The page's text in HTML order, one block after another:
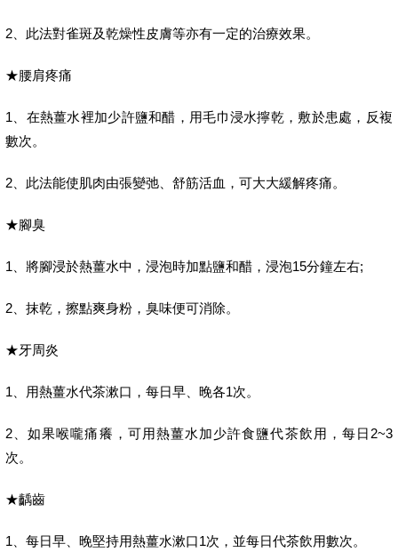
2、此法對雀斑及乾燥性皮膚等亦有一定的治療效果。
★腰肩疼痛
1、在熱薑水裡加少許鹽和醋，用毛巾浸水擰乾，敷於患處，反複
數次。
2、此法能使肌肉由張變弛、舒筋活血，可大大緩解疼痛。
★腳臭
1、將腳浸於熱薑水中，浸泡時加點鹽和醋，浸泡15分鐘左右;
2、抹乾，擦點爽身粉，臭味便可消除。
★牙周炎
1、用熱薑水代茶漱口，每日早、晚各1次。
2、如果喉嚨痛癢，可用熱薑水加少許食鹽代茶飲用，每日2~3
次。
★齲齒
1、每日早、晚堅持用熱薑水漱口1次，並每日代茶飲用數次。